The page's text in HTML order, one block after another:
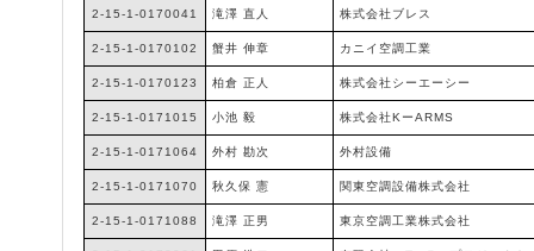
2-15-1-0170041 滝澤 直人 株式会社ブレス
2-15-1-0170102 蟹井 伸章 カニイ空調工業
2-15-1-0170123 柏倉 正人 株式会社シーエーシー
2-15-1-0171015 小池 毅 株式会社KーARMS
2-15-1-0171064 外村 勘次 外村設備
2-15-1-0171070 秋久保 憲 関東空調設備株式会社
2-15-1-0171088 滝澤 正男 東京空調工業株式会社